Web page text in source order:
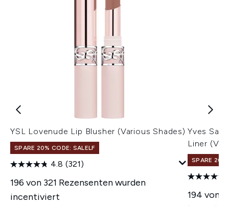
YSL Lovenude Lip Blusher (Various Shades)
SPARE 20% CODE: SALELF
4.8 (321)
196 von 321 Rezensenten wurden
incentiviert
Yves
Liner
SPARE 20%
194 von